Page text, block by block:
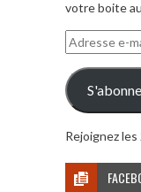
votre boite
Adresse
e-
mail
Rejoignez